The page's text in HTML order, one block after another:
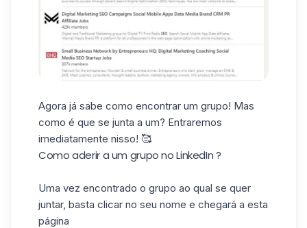
Agora já sabe como encontrar um grupo! Mas
como é que se junta a um? Entraremos
imediatamente nisso! 🥰
Como aderir a um grupo no LinkedIn ?
Uma vez encontrado o grupo ao qual se quer
juntar, basta clicar no seu nome e chegará a esta
página